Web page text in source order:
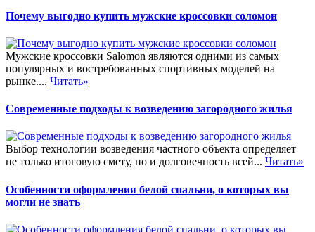
Почему выгодно купить мужские кроссовки соломон
Мужские кроссовки Salomon являются одними из самых
популярных и востребованных спортивных моделей на
рынке.... Читать»
Современные подходы к возведению загородного жилья
Выбор технологии возведения частного объекта определяет
не только итоговую смету, но и долговечность всей... Читать»
Особенности оформления белой спальни, о которых вы
могли не знать